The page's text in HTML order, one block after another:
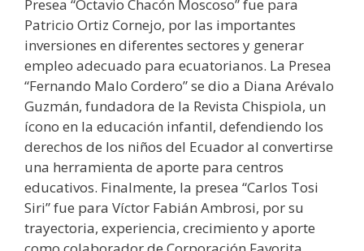
Presea “Octavio Chacón Moscoso” fue para
Patricio Ortiz Cornejo, por las importantes
inversiones en diferentes sectores y generar
empleo adecuado para ecuatorianos. La Presea
“Fernando Malo Cordero” se dio a Diana Arévalo
Guzmán, fundadora de la Revista Chispiola, un
ícono en la educación infantil, defendiendo los
derechos de los niños del Ecuador al convertirse
una herramienta de aporte para centros
educativos. Finalmente, la presea “Carlos Tosi
Siri” fue para Víctor Fabián Ambrosi, por su
trayectoria, experiencia, crecimiento y aporte